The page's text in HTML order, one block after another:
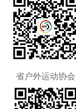
省户外运动协会